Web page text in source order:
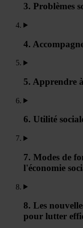
3. Problèmes
4.
5. Apprendre
6. Utilité
7. Modes de
l'économie
8. Les
pour lutter